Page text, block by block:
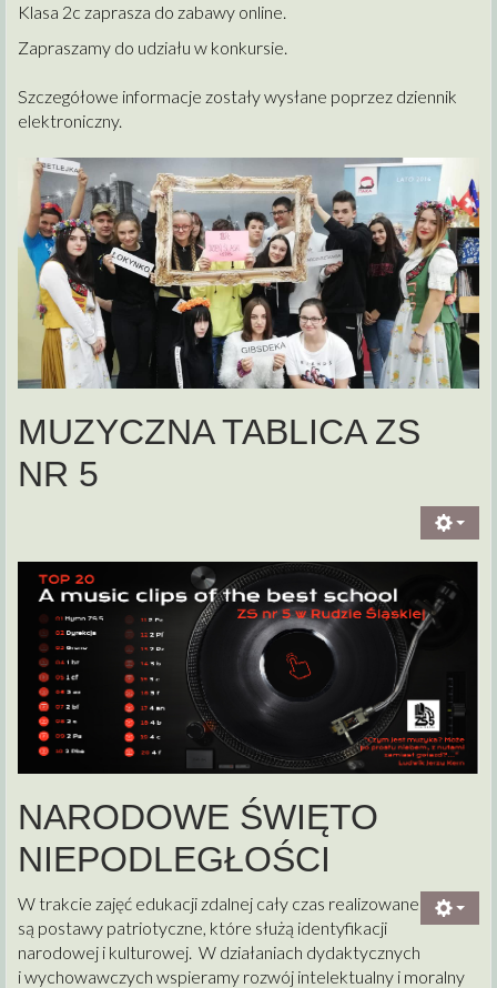
Klasa 2c zaprasza do zabawy online.
Zapraszamy do udziału w konkursie.
Szczegółowe informacje zostały wysłane poprzez dziennik
elektroniczny.
MUZYCZNA TABLICA ZS
NR 5
NARODOWE ŚWIĘTO
NIEPODLEGŁOŚCI
W trakcie zajęć edukacji zdalnej cały czas realizowane
są postawy patriotyczne, które służą identyfikacji
narodowej i kulturowej. W działaniach dydaktycznych
i wychowawczych wspieramy rozwój intelektualny i moralny